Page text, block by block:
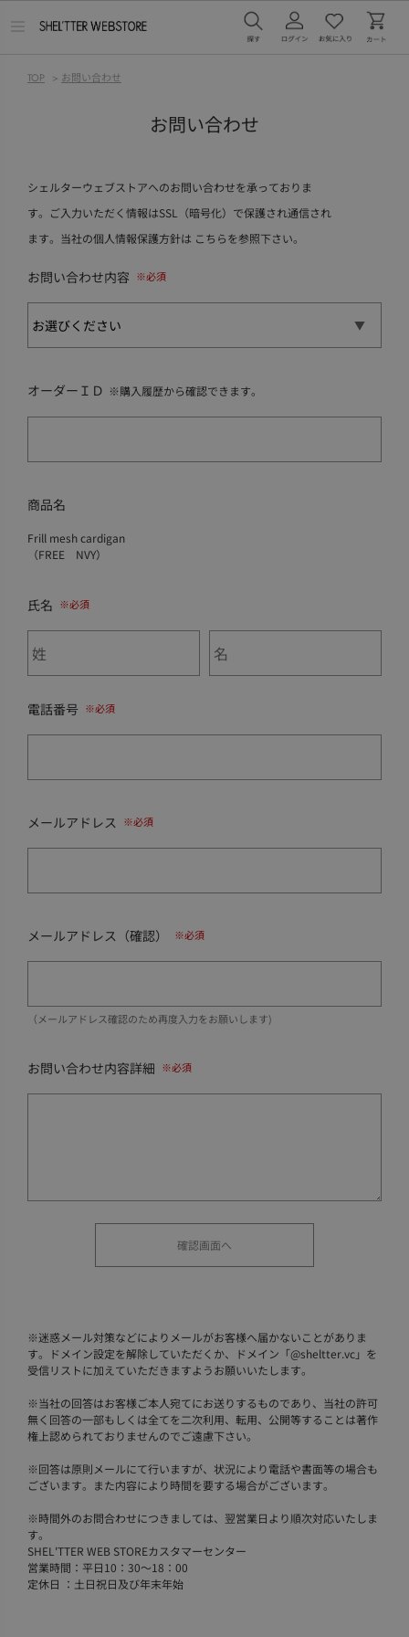
TOP > お問い合わせ
お問い合わせ
シェルターウェブストアへのお問い合わせを承っておりま
す。ご入力いただく情報はSSL（暗号化）で保護され通信され
ます。当社の個人情報保護方針は こちらを参照下さい。
お問い合わせ内容
オーダーＩＤ ※購入履歴から確認できます。
商品名
Frill mesh cardigan
（FREE NVY）
氏名
電話番号
メールアドレス
メールアドレス（確認）
（メールアドレス確認のため再度入力をお願いします)
お問い合わせ内容詳細
※迷惑メール対策などによりメールがお客様へ届かないことがありま
す。ドメイン設定を解除していただくか、ドメイン「@sheltter.vc」を
受信リストに加えていただきますようお願いいたします。
※当社の回答はお客様ご本人宛てにお送りするものであり、当社の許可
無く回答の一部もしくは全てを二次利用、転用、公開等することは著作
権上認められておりませんのでご遠慮下さい。
※回答は原則メールにて行いますが、状況により電話や書面等の場合も
ございます。また内容により時間を要する場合がございます。
※時間外のお問合わせにつきましては、翌営業日より順次対応いたしま
す。
SHEL'TTER WEB STOREカスタマーセンター
営業時間：平日10：30～18：00
定休日 ：土日祝日及び年末年始